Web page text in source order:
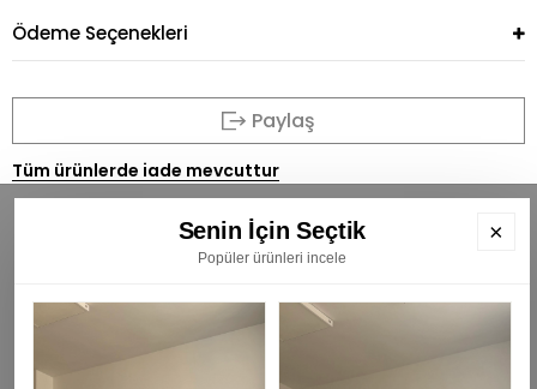
Ödeme Seçenekleri
Paylaş
Tüm ürünlerde iade mevcuttur
BÜLTENİMİZE ÜYE OLUN
Senin İçin Seçtik
Popüler ürünleri incele
×